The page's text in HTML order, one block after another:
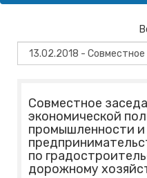
Совместное
экономической
промышленности и
по
дорожному